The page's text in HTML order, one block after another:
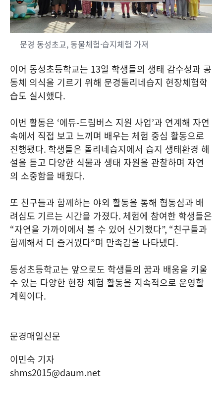
문경 동성초교, 동물체험·습지체험 가져
이어 동성초등학교는 13일 학생들의 생태 감수성과 공
동체 의식을 기르기 위해 문경돌리네습지 현장체험학
습도 실시했다.
이번 활동은 ‘에듀-드림버스 지원 사업’과 연계해 자연
속에서 직접 보고 느끼며 배우는 체험 중심 활동으로
진행됐다. 학생들은 돌리네습지에서 습지 생태환경 해
설을 듣고 다양한 식물과 생태 자원을 관찰하며 자연
의 소중함을 배웠다.
또 친구들과 함께하는 야외 활동을 통해 협동심과 배
려심도 기르는 시간을 가졌다. 체험에 참여한 학생들은
“자연을 가까이에서 볼 수 있어 신기했다”, “친구들과
함께해서 더 즐거웠다”며 만족감을 나타냈다.
동성초등학교는 앞으로도 학생들의 꿈과 배움을 키울
수 있는 다양한 현장 체험 활동을 지속적으로 운영할
계획이다.
문경매일신문
이민숙 기자
shms2015@daum.net